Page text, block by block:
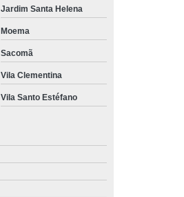
Jardim Santa Helena
Moema
Sacomã
Vila Clementina
Vila Santo Estéfano